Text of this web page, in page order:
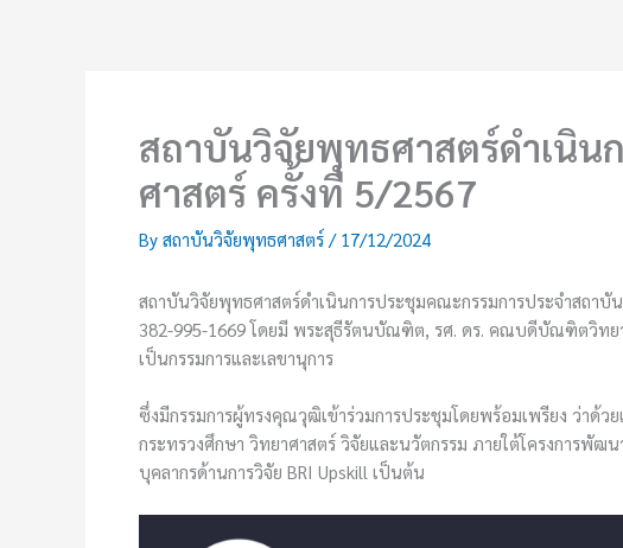
สถาบันวิจัยพุทธศาสตร์ดำเนิ
ศาสตร์ ครั้งที่ 5/2567
By สถาบันวิจัยพุทธศาสตร์ / 17/12/2024
สถาบันวิจัยพุทธศาสตร์ดำเนินการประชุมคณะกรรมการประจำสถา
382-995-1669 โดยมี พระสุธีรัตนบัณฑิต, รศ. ดร. คณบดีบัณฑิตวิทย
เป็นกรรมการและเลขานุการ
ซึ่งมีกรรมการผู้ทรงคุณวุฒิเข้าร่วมการประชุมโดยพร้อมเพรียง ว่าด้
กระทรวงศึกษา วิทยาศาสตร์ วิจัยและนวัตกรรม ภายใต้โครงการพั
บุคลากรด้านการวิจัย BRI Upskill เป็นต้น